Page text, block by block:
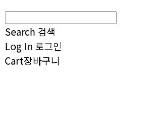
Search 검색
Log In 로그인
Cart장바구니